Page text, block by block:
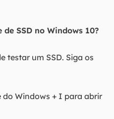
SSD no Windows 10?
testar um SSD. Siga os
do Windows + I para abrir